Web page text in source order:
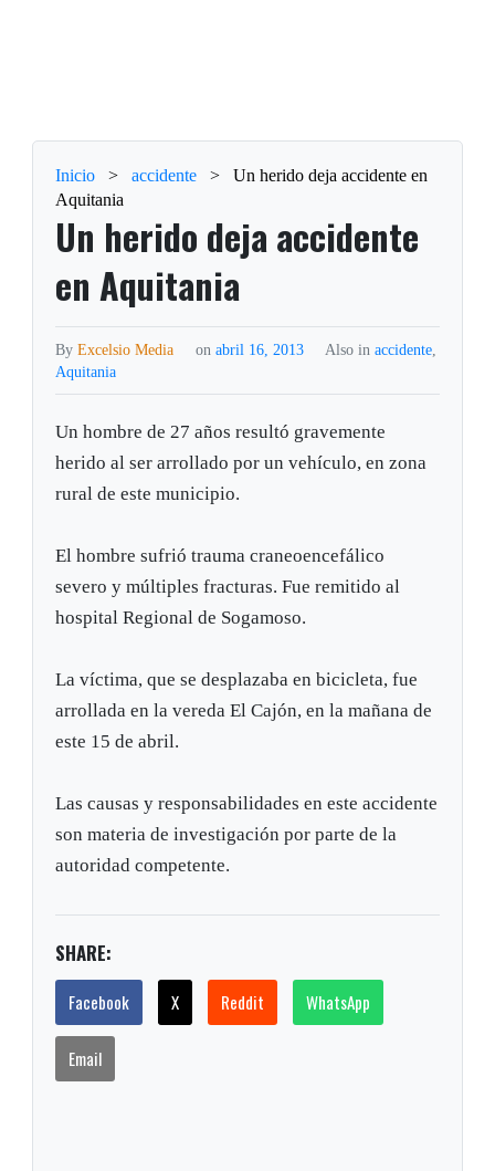
Inicio > accidente >
Un herido deja accidente en
Aquitania
Un herido deja accidente
en Aquitania
ByExcelsio Media on abril 16, 2013 Also in accidente,
Aquitania
Un hombre de 27 años resultó gravemente
herido al ser arrollado por un vehículo, en zona
rural de este municipio.
El hombre sufrió trauma craneoencefálico
severo y múltiples fracturas. Fue remitido al
hospital Regional de Sogamoso.
La víctima, que se desplazaba en bicicleta, fue
arrollada en la vereda El Cajón, en la mañana de
este 15 de abril.
Las causas y responsabilidades en este accidente
son materia de investigación por parte de la
autoridad competente.
SHARE:
Facebook X Reddit WhatsApp
Email